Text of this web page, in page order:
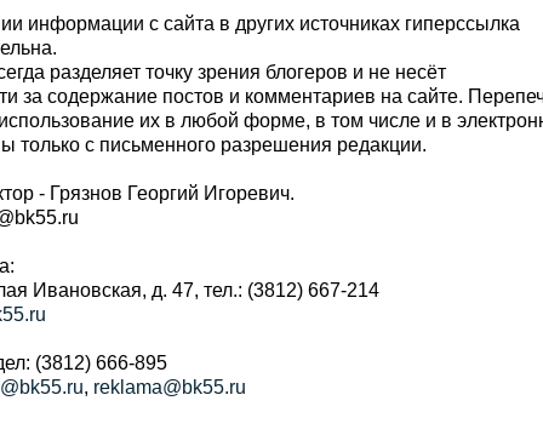
информации с сайта в других источниках гиперссылка
разделяет точку зрения блогеров и не несёт
за содержание постов и комментариев на сайте.
их в любой форме, в том числе и в
с письменного разрешения редакции.
- Грязнов Георгий Игоревич.
Ивановская, д. 47, тел.: (3812) 667-214
(3812) 666-895
, reklama@bk55.ru